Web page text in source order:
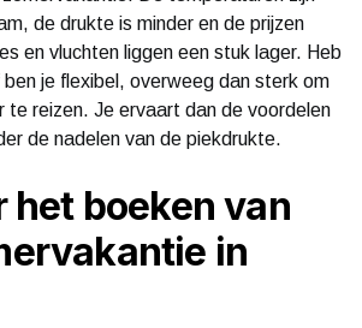
de drukte is minder en de prijzen
en vluchten liggen een stuk lager. Heb
ben je flexibel, overweeg dan sterk om
te reizen. Je ervaart dan de voordelen
de nadelen van de piekdrukte.
het boeken van
in